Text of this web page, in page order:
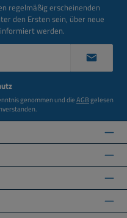
regelmäßig erscheinenden
den Ersten sein, über neue
werden.
genommen und dieAGBgelesen